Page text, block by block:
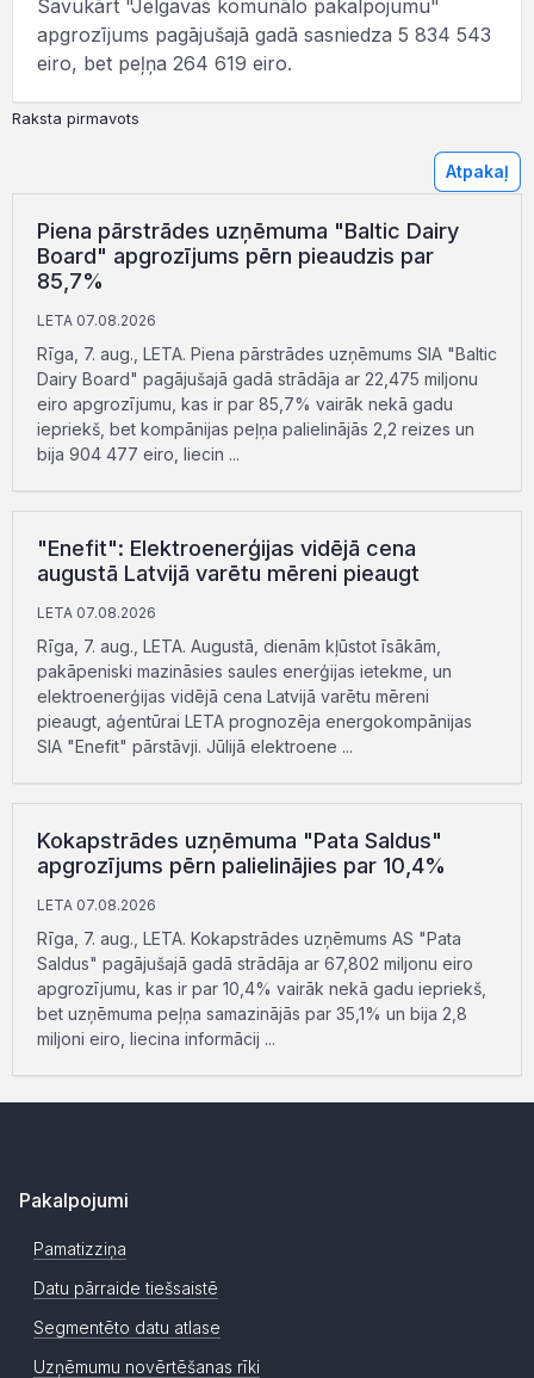
Savukārt "Jelgavas komunālo pakalpojumu"
apgrozījums pagājušajā gadā sasniedza 5 834 543
eiro, bet peļņa 264 619 eiro.
Raksta pirmavots
Atpakaļ
Piena pārstrādes uzņēmuma "Baltic Dairy
Board" apgrozījums pērn pieaudzis par
85,7%
LETA 07.08.2026
Rīga, 7. aug., LETA. Piena pārstrādes uzņēmums SIA "Baltic
Dairy Board" pagājušajā gadā strādāja ar 22,475 miljonu
eiro apgrozījumu, kas ir par 85,7% vairāk nekā gadu
iepriekš, bet kompānijas peļņa palielinājās 2,2 reizes un
bija 904 477 eiro, liecin ...
"Enefit": Elektroenerģijas vidējā cena
augustā Latvijā varētu mēreni pieaugt
LETA 07.08.2026
Rīga, 7. aug., LETA. Augustā, dienām kļūstot īsākām,
pakāpeniski mazināsies saules enerģijas ietekme, un
elektroenerģijas vidējā cena Latvijā varētu mēreni
pieaugt, aģentūrai LETA prognozēja energokompānijas
SIA "Enefit" pārstāvji. Jūlijā elektroene ...
Kokapstrādes uzņēmuma "Pata Saldus"
apgrozījums pērn palielinājies par 10,4%
LETA 07.08.2026
Rīga, 7. aug., LETA. Kokapstrādes uzņēmums AS "Pata
Saldus" pagājušajā gadā strādāja ar 67,802 miljonu eiro
apgrozījumu, kas ir par 10,4% vairāk nekā gadu iepriekš,
bet uzņēmuma peļņa samazinājās par 35,1% un bija 2,8
miljoni eiro, liecina informācij ...
Pakalpojumi
Pamatizziņa
Datu pārraide tiešsaistē
Segmentēto datu atlase
Uzņēmumu novērtēšanas rīki